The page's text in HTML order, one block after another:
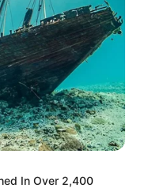
In Over 2,400